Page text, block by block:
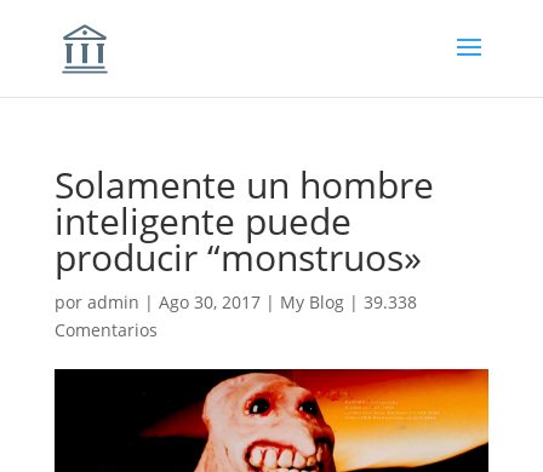
Solamente un hombre
inteligente puede
producir “monstruos»
por admin | Ago 30, 2017| My Blog| 39.338
Comentarios